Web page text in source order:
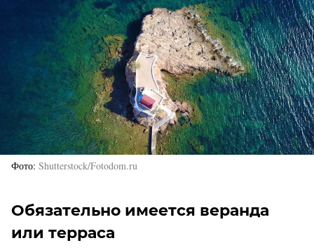
Фото Shutterstock/Fotodom.ru
Обязательно имеется веранда
или терраса